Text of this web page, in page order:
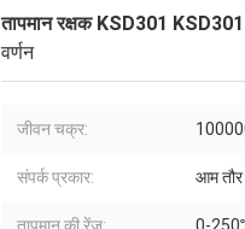
तापमान रक्षक KSD301 KSD301
वर्णन
जीवन चक्र:
संपर्क प्रकार: आम तौर